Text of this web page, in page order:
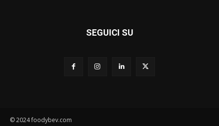
SEGUICI SU
© 2024 foodybev.com